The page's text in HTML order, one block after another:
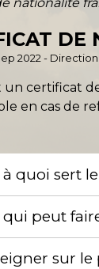
DE
2022 -
un certificat
en cas de
quoi sert
qui peut
sur